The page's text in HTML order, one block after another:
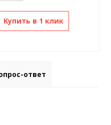
Купить в 1 клик
ответ